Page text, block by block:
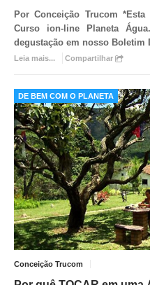
Por Conceição Trucom *
Curso ion-line Planeta
degustação em nosso Boletim
Leia mais... Compartilhar
DE BEM COM O PLANETA
Conceição Trucom